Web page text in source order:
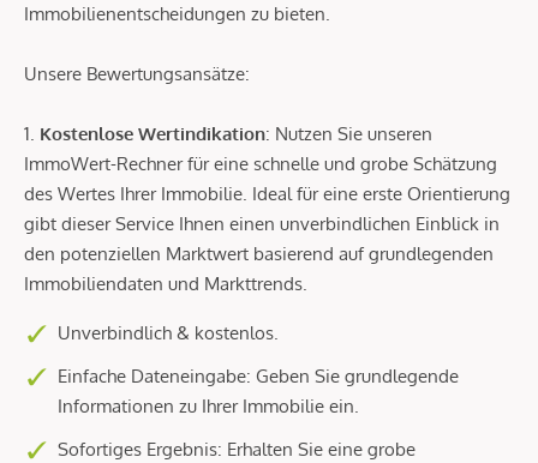
Immobilienentscheidungen zu bieten.
Unsere Bewertungsansätze:
1. Kostenlose Wertindikation: Nutzen Sie unseren
ImmoWert-Rechner für eine schnelle und grobe Schätzung
des Wertes Ihrer Immobilie. Ideal für eine erste Orientierung
gibt dieser Service Ihnen einen unverbindlichen Einblick in
den potenziellen Marktwert basierend auf grundlegenden
Immobiliendaten und Markttrends.
Unverbindlich & kostenlos.
Einfache Dateneingabe: Geben Sie grundlegende
Informationen zu Ihrer Immobilie ein.
Sofortiges Ergebnis: Erhalten Sie eine grobe